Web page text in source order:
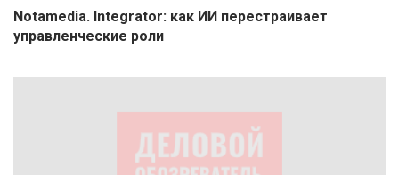
Notamedia. Integrator: как ИИ перестраивает
управленческие роли